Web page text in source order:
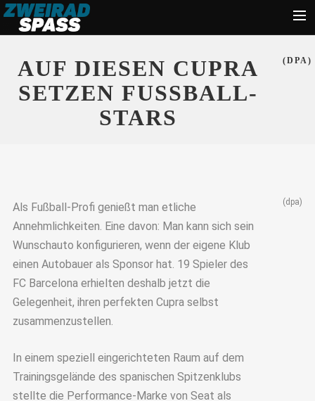
AUF DIESEN CUPRA
SETZEN FUSSBALL-S
TARS
(DPA)
Als Fußball-Profi genießt man etliche
Annehmlichkeiten. Eine davon: Man kann sich sein
Wunschauto konfigurieren, wenn der eigene Klub
einen Autobauer als Sponsor hat. 19 Spieler des
FC Barcelona erhielten deshalb jetzt die
Gelegenheit, ihren perfekten Cupra selbst
zusammenzustellen.
In einem speziell eingerichteten Raum auf dem
Trainingsgelände des spanischen Spitzenklubs
stellte die Performance-Marke von Seat als
(dpa)